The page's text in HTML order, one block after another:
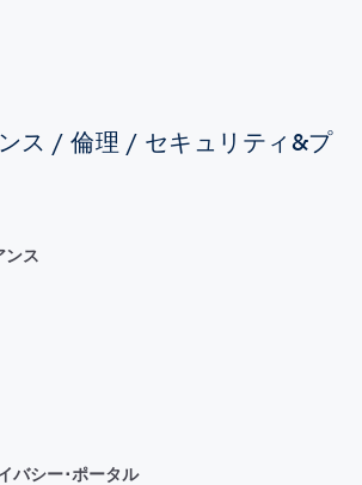
ス / 倫理 / セキュリティ&プ
ンス
バシー･ポータル